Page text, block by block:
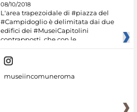
08/10/2018
L'area trapezoidale di #piazza del
#Campidoglio è delimitata dai due
edifici dei #MuseiCapitolini
contrapposti, che con le
museiincomuneroma